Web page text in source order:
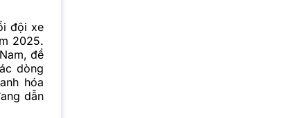
đội xe
2025.
đề
dòng
hóa
dẫn